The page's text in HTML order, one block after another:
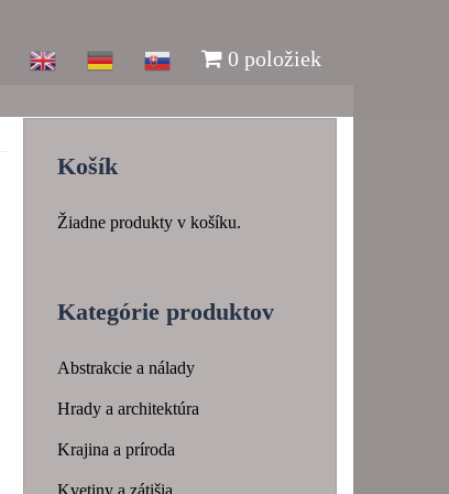
0 položiek
Košík
Žiadne produkty v košíku.
Kategórie produktov
Abstrakcie a nálady
Hrady a architektúra
Krajina a príroda
Kvetiny a zátišia